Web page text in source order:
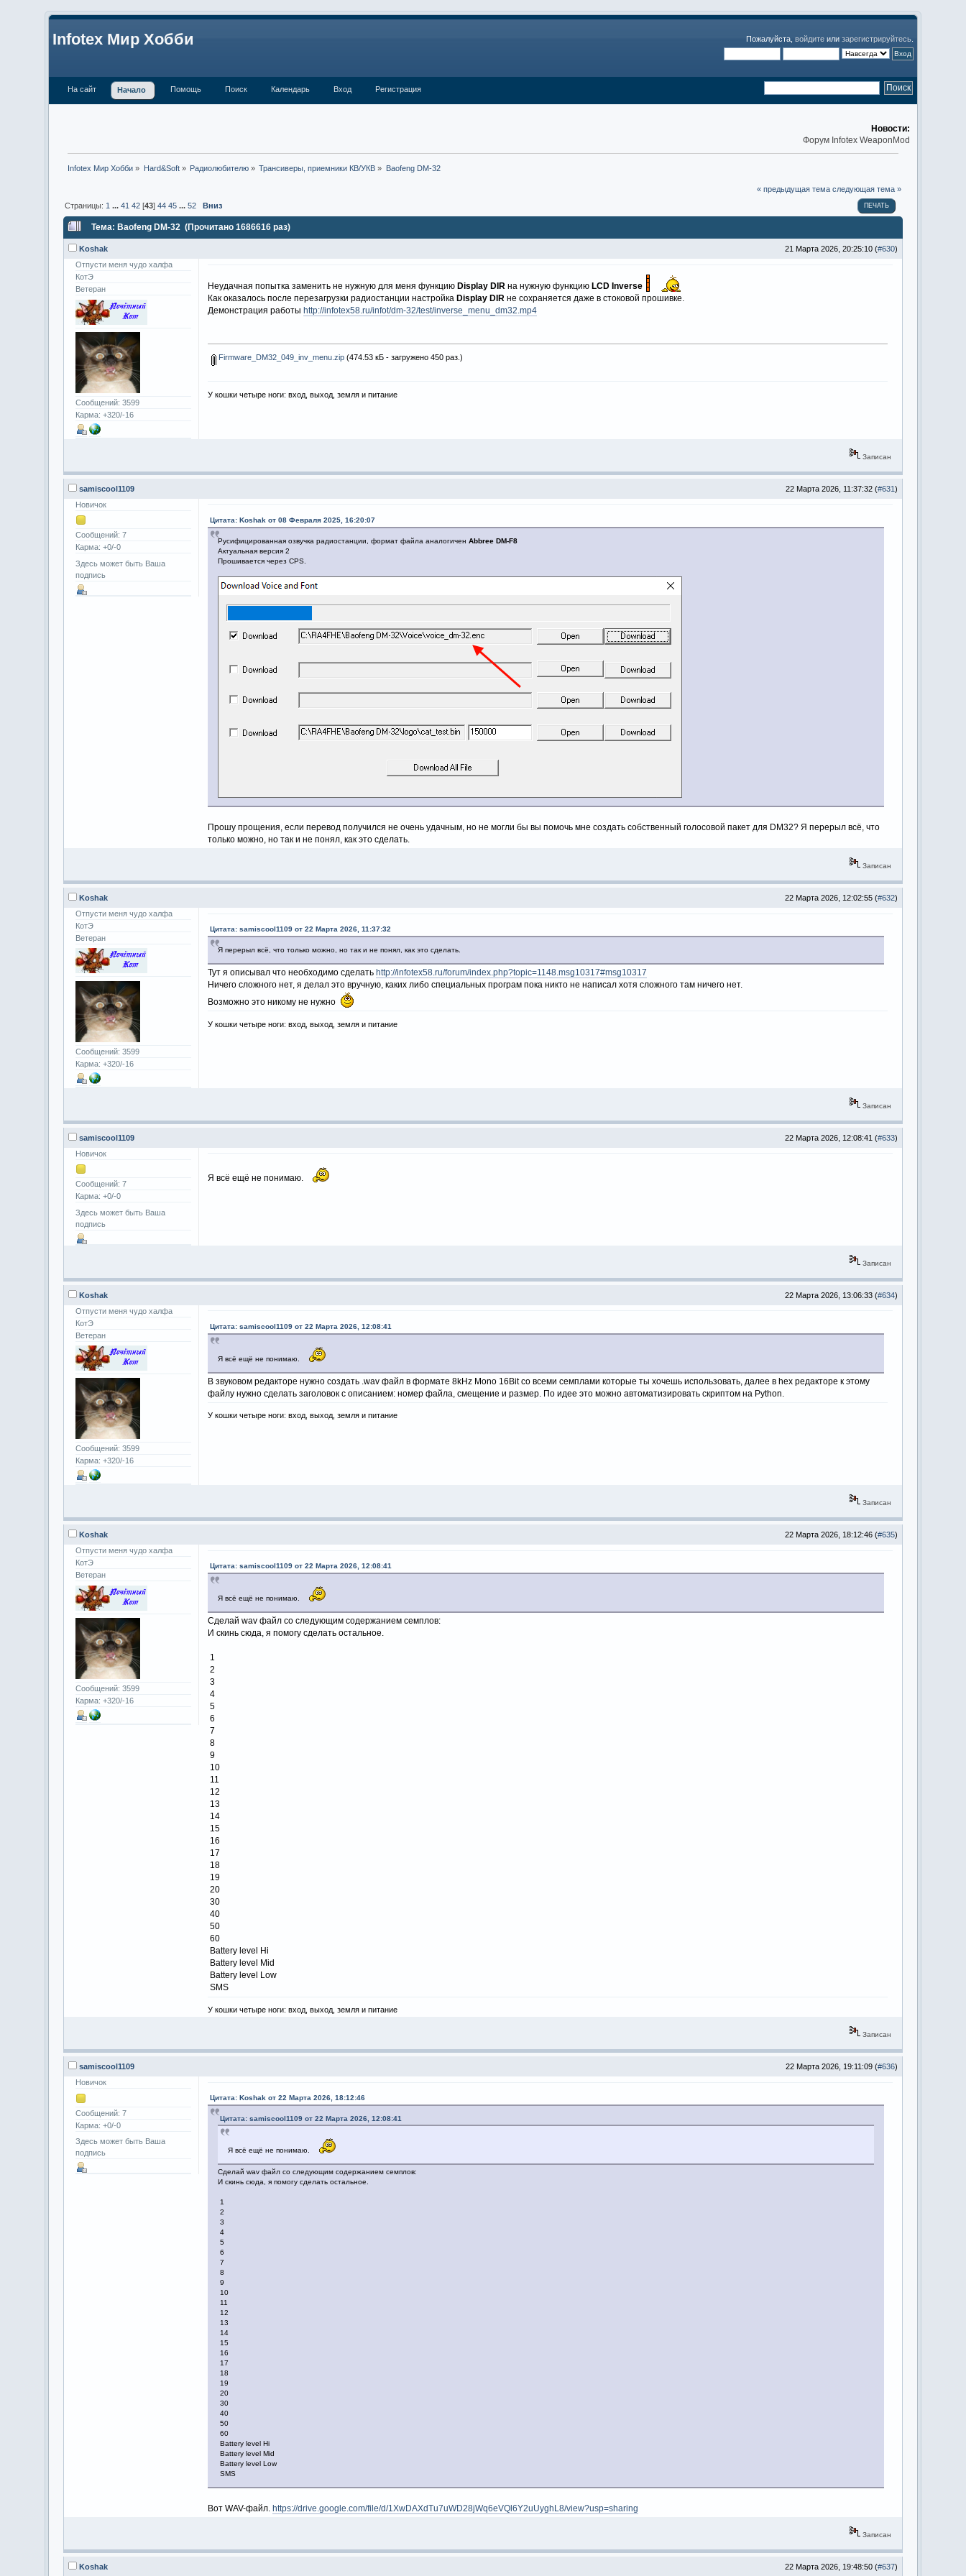
Infotex Мир Хобби Пожалуйста, войдитеили зарегистрируйтесь.
На сайт Начало Помощь Поиск Календарь Вход Регистрация
Новости:
Форум Infotex WeaponMod
Infotex Мир Хобби » Hard&Soft» Радиолюбителю » Трансиверы, приемники КВ/УКВ » Baofeng DM-32
« предыдущая тема следующая тема »
ПЕЧАТЬ
Страницы: 1 ...41 42 [43]44 45 ...52 Вниз
Тема: Baofeng DM-32 (Прочитано 1686616 раз)
Koshak 21 Марта 2026, 20:25:10 (#630)
Отпусти меня чудо халфа
КотЭ
Ветеран
Сообщений: 3599
Карма: +320/-16
Неудачная попытка заменить не нужную для меня функцию Display DIRна нужную функцию LCD Inverse
Как оказалось после перезагрузки радиостанции настройка Display DIRне сохраняется даже в стоковой прошивке.
Демонстрация работы http://infotex58.ru/infot/dm-32/test/inverse_menu_dm32.mp4
Firmware_DM32_049_inv_menu.zip (474.53 кБ - загружено 450 раз.)
У кошки четыре ноги: вход, выход, земля и питание
Записан
samiscool1109 22 Марта 2026, 11:37:32 (#631)
Новичок
Сообщений: 7
Карма: +0/-0
Здесь может быть Ваша
подпись
Цитата: Koshak от 08 Февраля 2025, 16:20:07
Русифицированная озвучка радиостанции, формат файла аналогичен Abbree DM-F8
Актуальная версия 2
Прошивается через CPS.
Прошу прощения, если перевод получился не очень удачным, но не могли бы вы помочь мне создать собственный голосовой пакет для DM32? Я перерыл всё, что
только можно, но так и не понял, как это сделать.
Записан
Koshak 22 Марта 2026, 12:02:55 (#632)
Отпусти меня чудо халфа
КотЭ
Ветеран
Сообщений: 3599
Карма: +320/-16
Цитата: samiscool1109 от 22 Марта 2026, 11:37:32
Я перерыл всё, что только можно, но так и не понял, как это сделать.
Тут я описывал что необходимо сделать http://infotex58.ru/forum/index.php?topic=1148.msg10317#msg10317
Ничего сложного нет, я делал это вручную, каких либо специальных програм пока никто не написал хотя сложного там ничего нет.
Возможно это никому не нужно
У кошки четыре ноги: вход, выход, земля и питание
Записан
samiscool1109 22 Марта 2026, 12:08:41 (#633)
Новичок
Сообщений: 7
Карма: +0/-0
Здесь может быть Ваша
подпись
Я всё ещё не понимаю.
Записан
Koshak 22 Марта 2026, 13:06:33 (#634)
Отпусти меня чудо халфа
КотЭ
Ветеран
Сообщений: 3599
Карма: +320/-16
Цитата: samiscool1109 от 22 Марта 2026, 12:08:41
Я всё ещё не понимаю.
В звуковом редакторе нужно создать .wav файл в формате 8kHz Mono 16Bit со всеми семплами которые ты хочешь использовать, далее в heх редакторе к этому
файлу нужно сделать заголовок c описанием: номер файла, смещение и размер. По идее это можно автоматизировать скриптом на Python.
У кошки четыре ноги: вход, выход, земля и питание
Записан
Koshak 22 Марта 2026, 18:12:46 (#635)
Отпусти меня чудо халфа
КотЭ
Ветеран
Сообщений: 3599
Карма: +320/-16
Цитата: samiscool1109 от 22 Марта 2026, 12:08:41
Я всё ещё не понимаю.
Сделай wav файл со следующим содержанием семплов:
И скинь сюда, я помогу сделать остальное.
1
2
3
4
5
6
7
8
9
10
11
12
13
14
15
16
17
18
19
20
30
40
50
60
Battery level Hi
Battery level Mid
Battery level Low
SMS
У кошки четыре ноги: вход, выход, земля и питание
Записан
samiscool1109 22 Марта 2026, 19:11:09 (#636)
Новичок
Сообщений: 7
Карма: +0/-0
Здесь может быть Ваша
подпись
Цитата: Koshak от 22 Марта 2026, 18:12:46
Цитата: samiscool1109 от 22 Марта 2026, 12:08:41
Я всё ещё не понимаю.
Сделай wav файл со следующим содержанием семплов:
И скинь сюда, я помогу сделать остальное.
1
2
3
4
5
6
7
8
9
10
11
12
13
14
15
16
17
18
19
20
30
40
50
60
Battery level Hi
Battery level Mid
Battery level Low
SMS
Вот WAV-файл. https://drive.google.com/file/d/1XwDAXdTu7uWD28jWq6eVQl6Y2uUyghL8/view?usp=sharing
Записан
Koshak 22 Марта 2026, 19:48:50 (#637)